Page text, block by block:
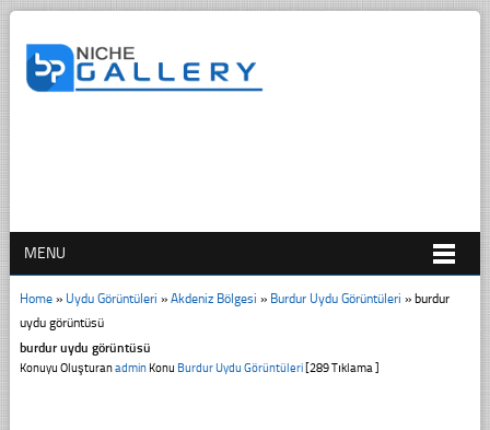
MENU
Home» Uydu Görüntüleri » Akdeniz Bölgesi » Burdur Uydu Görüntüleri » burdur
uydu görüntüsü
burdur uydu görüntüsü
Konuyu OluşturanadminKonu Burdur Uydu Görüntüleri[289 Tıklama ]